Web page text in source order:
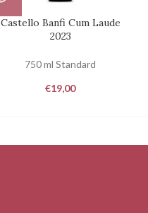
Castello Banfi Cum Laude
2023
750 ml Standard
€19,00